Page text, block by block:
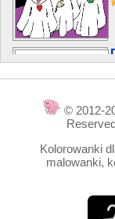
© 2012-
Kolorowanki
malowanki,